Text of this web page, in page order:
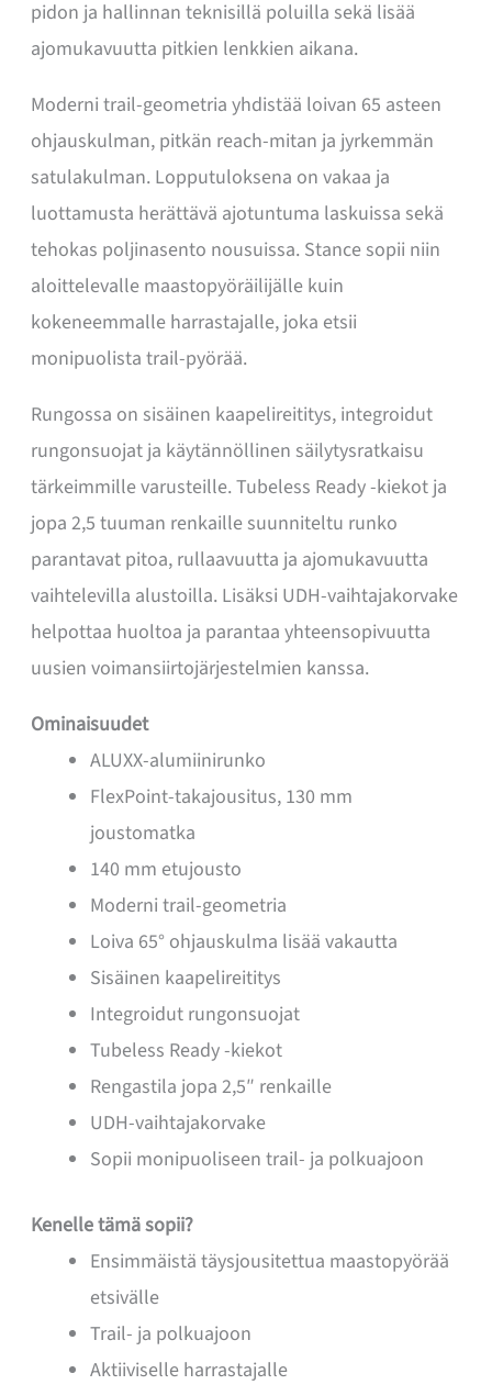
pidon ja hallinnan teknisillä poluilla sekä lisää
ajomukavuutta pitkien lenkkien aikana.
Moderni trail-geometria yhdistää loivan 65 asteen
ohjauskulman, pitkän reach-mitan ja jyrkemmän
satulakulman. Lopputuloksena on vakaa ja
luottamusta herättävä ajotuntuma laskuissa sekä
tehokas poljinasento nousuissa. Stance sopii niin
aloittelevalle maastopyöräilijälle kuin
kokeneemmalle harrastajalle, joka etsii
monipuolista trail-pyörää.
Rungossa on sisäinen kaapelireititys, integroidut
rungonsuojat ja käytännöllinen säilytysratkaisu
tärkeimmille varusteille. Tubeless Ready -kiekot ja
jopa 2,5 tuuman renkaille suunniteltu runko
parantavat pitoa, rullaavuutta ja ajomukavuutta
vaihtelevilla alustoilla. Lisäksi UDH-vaihtajakorvake
helpottaa huoltoa ja parantaa yhteensopivuutta
uusien voimansiirtojärjestelmien kanssa.
Ominaisuudet
ALUXX-alumiinirunko
FlexPoint-takajousitus, 130 mm
joustomatka
140 mm etujousto
Moderni trail-geometria
Loiva 65° ohjauskulma lisää vakautta
Sisäinen kaapelireititys
Integroidut rungonsuojat
Tubeless Ready -kiekot
Rengastila jopa 2,5″ renkaille
UDH-vaihtajakorvake
Sopii monipuoliseen trail- ja polkuajoon
Kenelle tämä sopii?
Ensimmäistä täysjousitettua maastopyörää
etsivälle
Trail- ja polkuajoon
Aktiiviselle harrastajalle